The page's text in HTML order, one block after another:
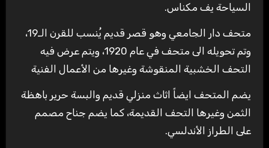
السياحة يف مكناس.
متحف دار الجامعي وهو قصر قديم يُنسب للقرن الـ19،
وتم تحويله الى متحف في عام 1920، ويتم عرض فيه
التحف الخشبية المنقوشة وغيرها من الأعمال الفنية
يضم المتحف ايضاً اثاث منزلي قديم والبسة حرير باهظة
الثمن وغيرها التحف القديمة، كما يضم جناح مصمم
على الطراز الأندلسي.